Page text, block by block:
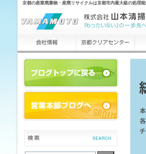
京都の産業廃棄物・産廃リサイクルは京都市内最大級の処理